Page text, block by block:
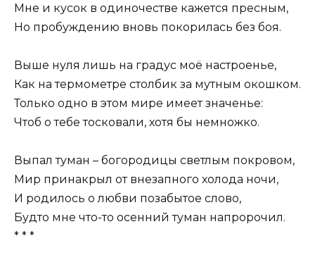
Мне и кусок в одиночестве кажется пресным,
Но пробуждению вновь покорилась без боя.
Выше нуля лишь на градус моё настроенье,
Как на термометре столбик за мутным окошком.
Только одно в этом мире имеет значенье:
Чтоб о тебе тосковали, хотя бы немножко.
Выпал туман – богородицы светлым покровом,
Мир принакрыл от внезапного холода ночи,
И родилось о любви позабытое слово,
Будто мне что-то осенний туман напророчил.
* * *